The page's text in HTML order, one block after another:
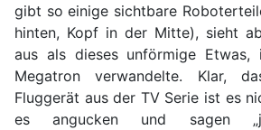
gibt so einige sichtbare
hinten, Kopf in der Mitte), sieht
aus als dieses unförmige
Megatron verwandelte. Klar,
Fluggerät aus der TV Serie ist es
es angucken und sagen